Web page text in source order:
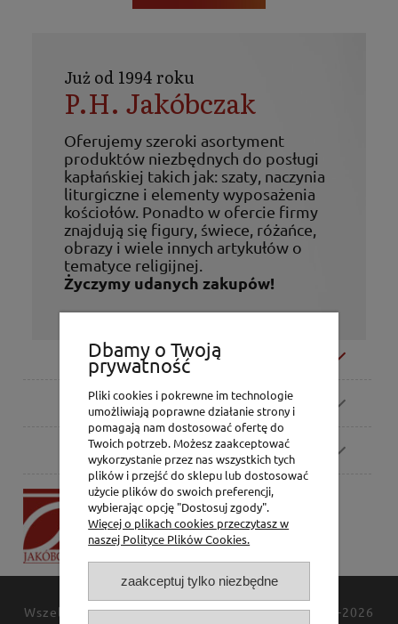
Już od 1994 roku
P.H. Jakóbczak
Oferujemy szeroki asortyment
produktów niezbędnych do posługi
kapłańskiej takich jak: szaty, naczynia
liturgiczne i elementy wyposażenia
kościołów. Ponadto w ofercie firmy
znajdują się figury, świece, różańce,
obrazy i wiele innych artykułów o
tematyce religijnej.
Życzymy udanych zakupów!
Moje konto
Zamówienia
Pomoc
P.H. Jakóbczak
Dorota Jakóbczak
Bialska 2/4,
Wszelkie prawa zastrzeżoneJAKÓBCZAK© 1994-2026
Dbamy o Twoją
prywatność
Pliki cookies i pokrewne im technologie
umożliwiają poprawne działanie strony i
pomagają nam dostosować ofertę do
Twoich potrzeb. Możesz zaakceptować
wykorzystanie przez nas wszystkich tych
plików i przejść do sklepu lub dostosować
użycie plików do swoich preferencji,
wybierając opcję "Dostosuj zgody".
Więcej o plikach cookies przeczytasz w
naszej Polityce Plików Cookies.
zaakceptuj tylko niezbędne